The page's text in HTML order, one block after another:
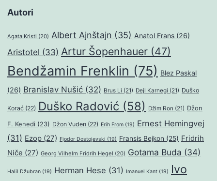
Autori
Agata Kristi (20) Albert Ajnštajn (35) Anatol Frans (26)
Aristotel (33) Artur Šopenhauer (47)
Bendžamin Frenklin (75) Blez Paskal
(26) Branislav Nušić (32) Brus Li (21) Dejl Karnegi (21) Duško
Korać (22) Duško Radović (58) Džim Ron (21) Džon
F. Kenedi (23) Džon Vuden (22) Erih From (19) Ernest Hemingvej
(31) Ezop (27) Fjodor Dostojevski (19) Fransis Bejkon (25) Fridrih
Niče (27) Georg Vilhelm Fridrih Hegel (20) Gotama Buda (34)
Halil Džubran (19) Herman Hese (31) Imanuel Kant (19)
Ivo